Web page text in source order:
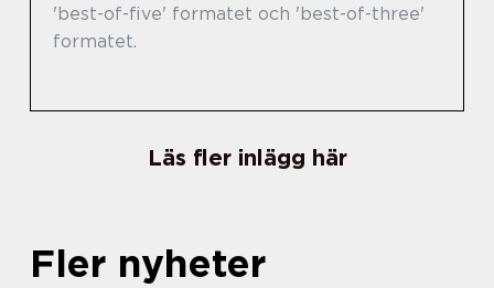
'best-of-five' formatet och 'best-of-three'
formatet.
Läs fler inlägg här
Fler nyheter